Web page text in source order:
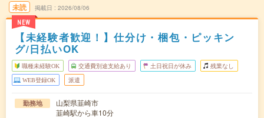
未読
NEW
掲載日 2026/08/06
【未経験者歓迎！】仕分け・梱包・ピッキン
グ/日払いOK
職種未経験OK 交通費別途支給あり 土日祝日が休み 残業なし
WEB登録OK 派遣
勤務地
山梨県韮崎市
韮崎駅から車10分